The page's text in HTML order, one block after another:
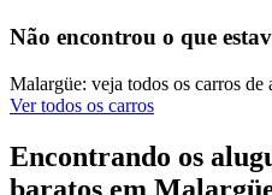
Não encontrou o que
Malargüe: veja todos os carros de
Ver todos os carros
Encontrando os
baratos em